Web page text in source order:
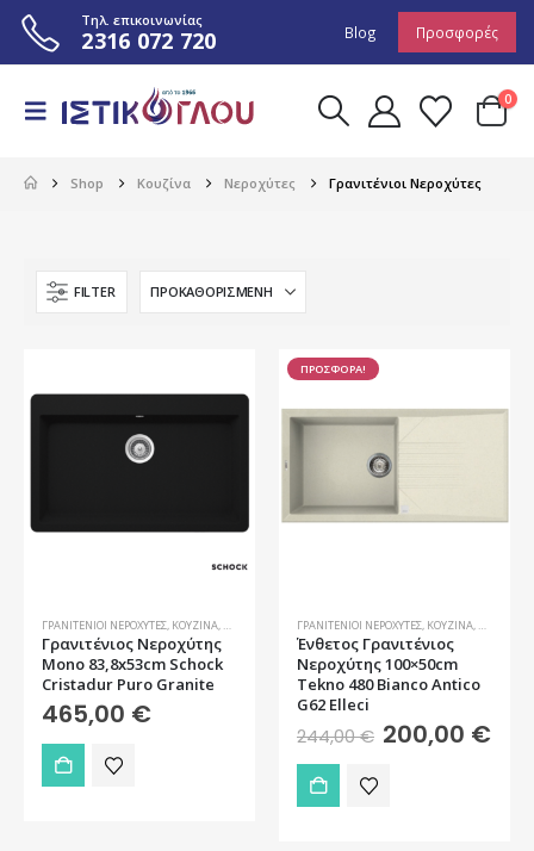
Τηλ. επικοινωνίας
2316 072 720 Blog Προσφορές
0
Shop Κουζίνα Νεροχύτες Γρανιτένιοι Νεροχύτες
FILTER
ΓΡΑΝΙΤΈΝΙΟΙ ΝΕΡΟΧΎΤΕΣ, ΚΟΥΖΊΝΑ, ΝΕΡΟΧΎΤΕΣ
Γρανιτένιος Νεροχύτης
Mono 83,8x53cm Schock
Cristadur Puro Granite
465,00 €
ΠΡΟΣΦΟΡΑ!
ΓΡΑΝΙΤΈΝΙΟΙ ΝΕΡΟΧΎΤΕΣ, ΚΟΥΖΊΝΑ, ΝΕΡΟΧΎΤΕΣ
Ένθετος Γρανιτένιος
Νεροχύτης 100×50cm
Tekno 480 Bianco Antico
G62 Elleci
244,00€ Original
price
200,00 €Η